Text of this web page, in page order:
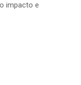
impacto e